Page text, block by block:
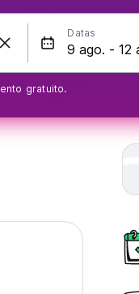
Datas
gratuito.